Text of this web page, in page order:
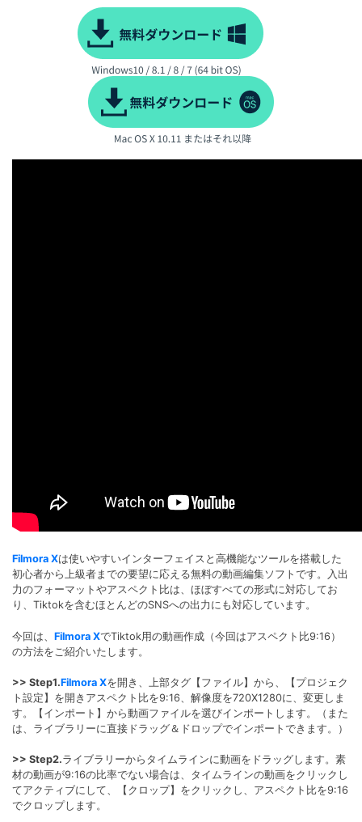
Filmora Xは使いやすいインターフェイスと高機能なツールを搭載した
初心者から上級者までの要望に応える無料の動画編集ソフトです。入出
力のフォーマットやアスペクト比は、ほぼすべての形式に対応してお
り、Tiktokを含むほとんどのSNSへの出力にも対応しています。
今回は、 Filmora XでTiktok用の動画作成（今回はアスペクト比9:16）
の方法をご紹介いたします。
>> Step1.Filmora Xを開き、上部タグ【ファイル】から、【プロジェク
ト設定】を開きアスペクト比を9:16、解像度を720X1280に、変更しま
す。【インポート】から動画ファイルを選びインポートします。（また
は、ライブラリーに直接ドラッグ＆ドロップでインポートできます。）
>> Step2.ライブラリーからタイムラインに動画をドラッグします。素
材の動画が9:16の比率でない場合は、タイムラインの動画をクリックし
てアクティブにして、【クロップ】をクリックし、アスペクト比を9:16
でクロップします。